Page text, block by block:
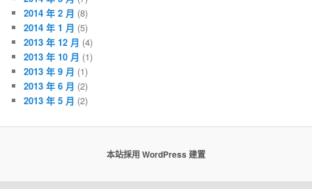
2014 年 2 月 (8)
2014 年 1 月 (5)
2013 年 12 月 (4)
2013 年 10 月 (1)
2013 年 9 月 (1)
2013 年 6 月 (2)
2013 年 5 月 (2)
本站採用 WordPress 建置